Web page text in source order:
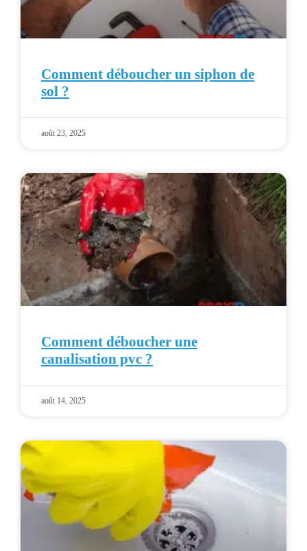
Comment déboucher un siphon de
sol ?
août 23, 2025
Comment déboucher une
canalisation pvc ?
août 14, 2025